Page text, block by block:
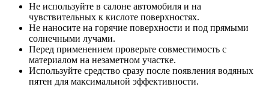
Не используйте в салоне автомобиля и на
чувствительных к кислоте поверхностях.
Не наносите на горячие поверхности и под прямыми
солнечными лучами.
Перед применением проверьте совместимость с
материалом на незаметном участке.
Используйте средство сразу после появления водяных
пятен для максимальной эффективности.